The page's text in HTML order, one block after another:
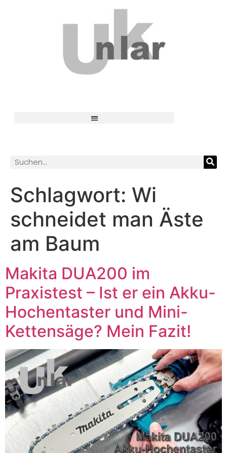
Schlagwort: Wi
schneidet man Äste
am Baum
Makita DUA200 im
Praxistest – Ist er ein Akku-
Hochentaster und Mini-
Kettensäge? Mein Fazit!